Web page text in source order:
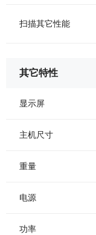
扫描其它性能
其它特性
显示屏
主机尺寸
重量
电源
功率